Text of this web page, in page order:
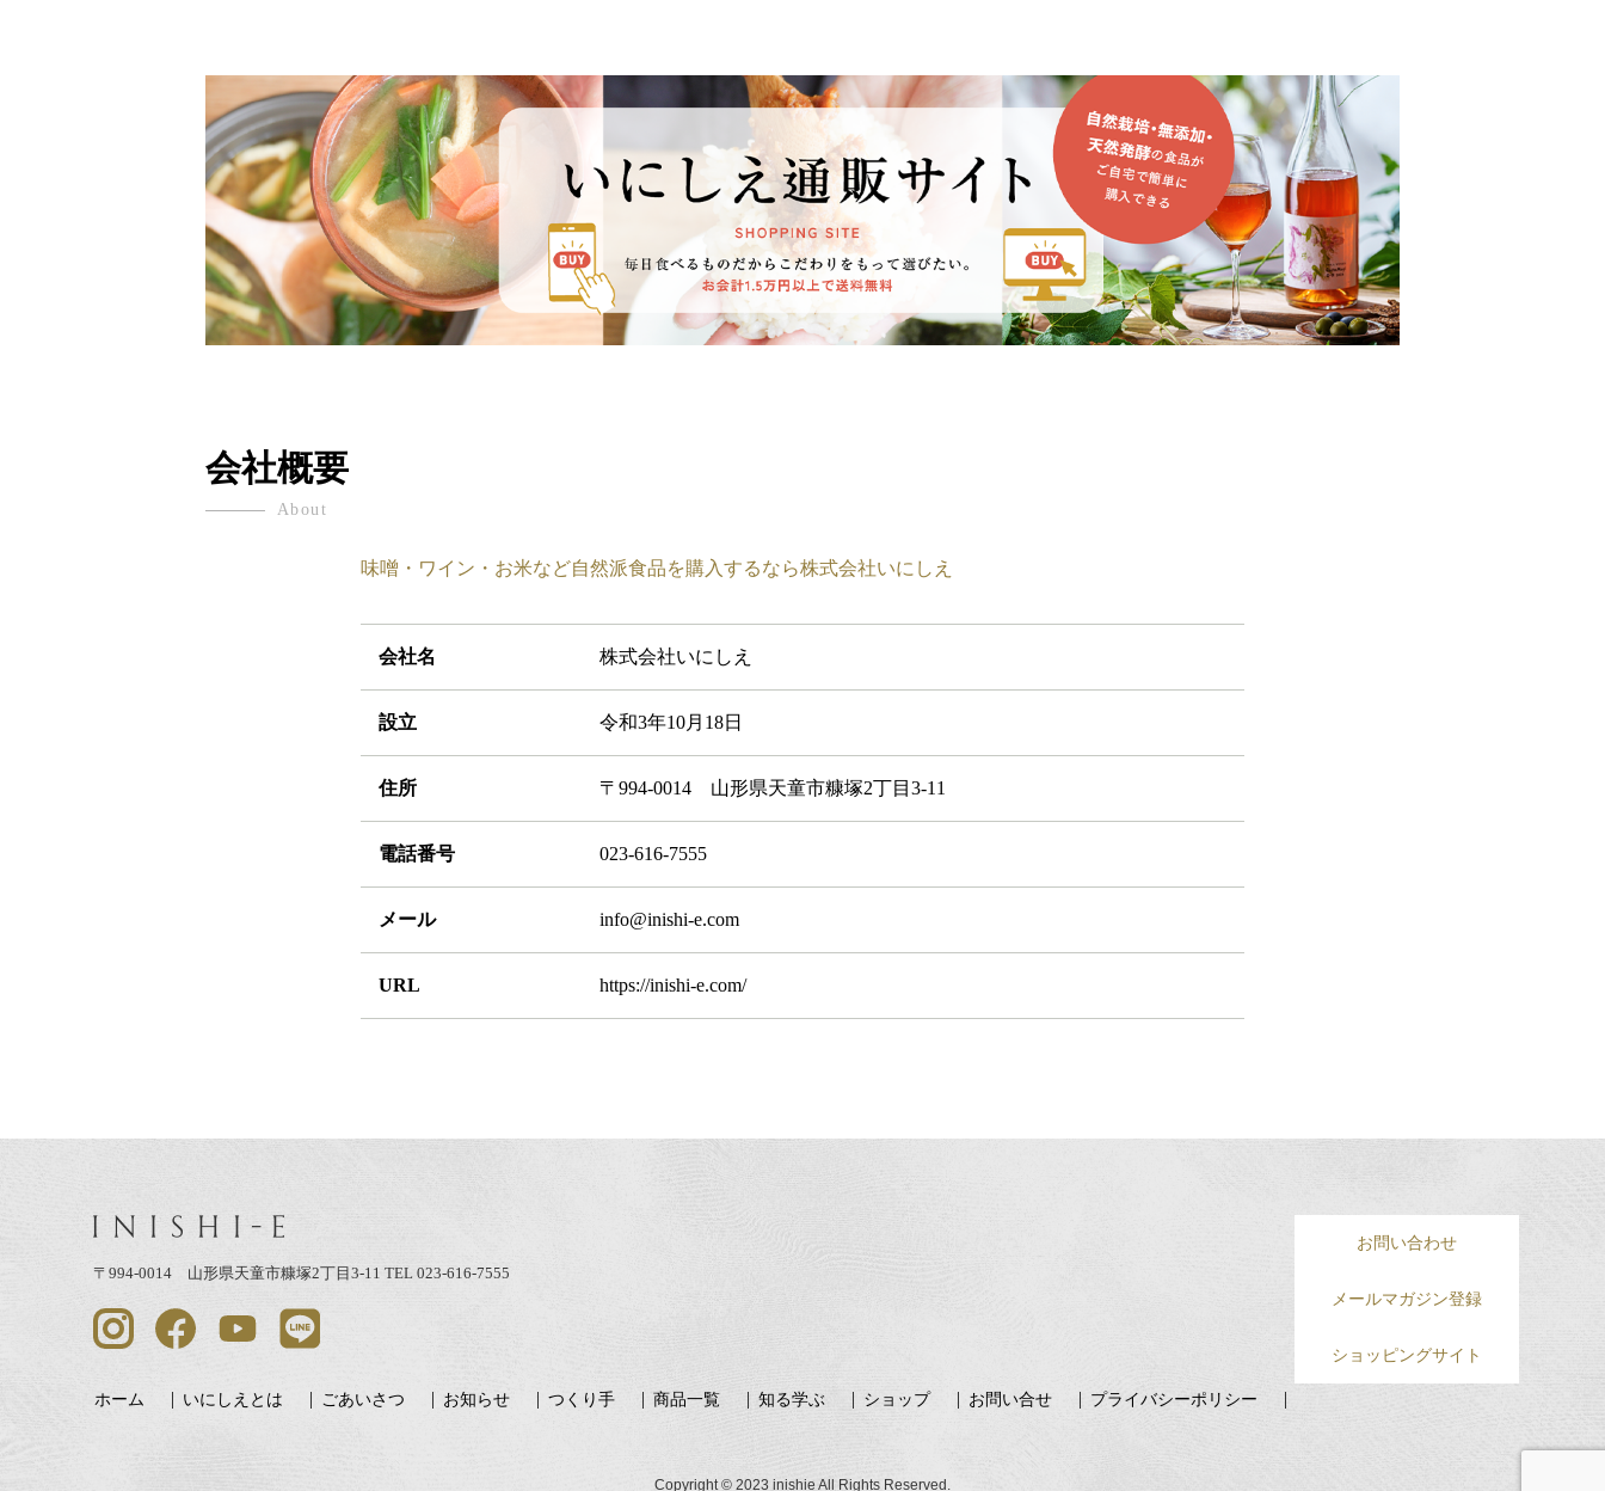
会社概要
About
味噌・ワイン・お米など自然派食品を購入するなら株式会社いにしえ
会社名 株式会社いにしえ
設立 令和3年10月18日
住所 〒994-0014 山形県天童市糠塚2丁目3-11
電話番号 023-616-7555
メール info@inishi-e.com
URL https://inishi-e.com/
〒994-0014 山形県天童市糠塚2丁目3-11 TEL 023-616-7555
ホーム いにしえとは ごあいさつ お知らせ つくり手 商品一覧 知る学ぶ ショップ お問い合せ プライバシーポリシー
お問い合わせ
メールマガジン登録
ショッピングサイト
Copyright © 2023 inishie All Rights Reserved.